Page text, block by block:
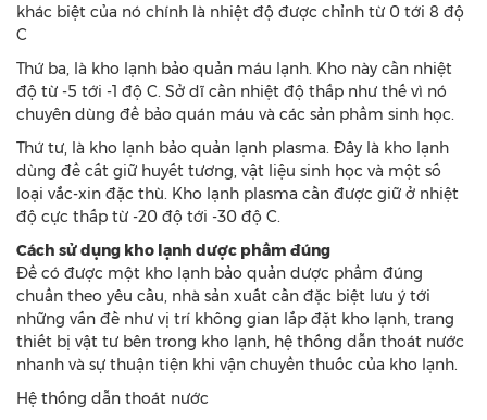
khác biệt của nó chính là nhiệt độ được chỉnh từ 0 tới 8 độ
C
Thứ ba, là kho lạnh bảo quản máu lạnh. Kho này cần nhiệt
độ từ -5 tới -1 độ C. Sở dĩ cần nhiệt độ thấp như thế vì nó
chuyên dùng để bảo quán máu và các sản phẩm sinh học.
Thứ tư, là kho lạnh bảo quản lạnh plasma. Đây là kho lạnh
dùng để cất giữ huyết tương, vật liệu sinh học và một số
loại vắc-xin đặc thù. Kho lạnh plasma cần được giữ ở nhiệt
độ cực thấp từ -20 độ tới -30 độ C.
Cách sử dụng kho lạnh dược phẩm đúng
Để có được một kho lạnh bảo quản dược phẩm đúng
chuẩn theo yêu cầu, nhà sản xuất cần đặc biệt lưu ý tới
những vấn đề như vị trí không gian lắp đặt kho lạnh, trang
thiết bị vật tư bên trong kho lạnh, hệ thống dẫn thoát nước
nhanh và sự thuận tiện khi vận chuyển thuốc của kho lạnh.
Hệ thống dẫn thoát nước